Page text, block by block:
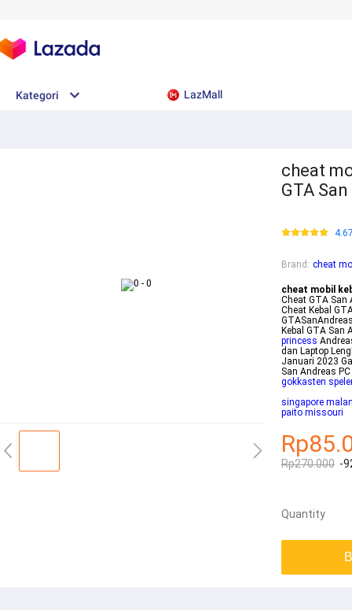
Kategori LazMall
cheat
GTA
Brand : cheat
cheat mobil
Cheat GTA
Cheat Kebal
Kebal GTA San
princess
dan Laptop
Januari 2023
San Andreas
gokkasten
singapore
paito missouri
Rp270.000 -
Quantity